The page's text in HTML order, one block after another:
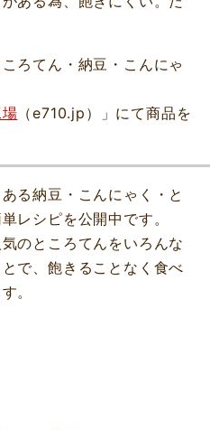
ろてん・納豆・こんにゃ
（e710.jp）」にて商品を
る納豆・こんにゃく・と
レシピを公開中です。
のところてんをいろんな
で、飽きることなく食べ
。